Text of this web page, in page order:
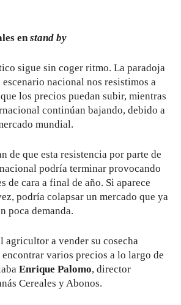
en stand by
sigue sin coger ritmo. La paradoja
nacional nos resistimos a
los precios puedan subir, mientras
continúan bajando, debido a
mundial.
de que esta resistencia por parte de
podría terminar provocando
de cara a final de año. Si aparece
podría colapsar un mercado que ya
poca demanda.
agricultor a vender su cosecha
varios precios a lo largo de
Enrique Palomo, director
Cereales y Abonos.